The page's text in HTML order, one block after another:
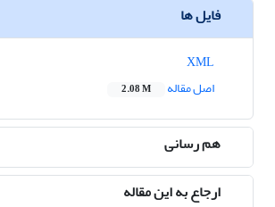
فایل ها
اصل مقاله
2.08 M
هم رسانی
ارجاع به این مقاله